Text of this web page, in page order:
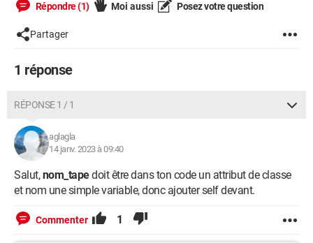
import os
import random
with open("departements_francais.txt", "r") as
    choix_dep =
Répondre (1) Moi aussi Posez votre question
Partager
1 réponse
RÉPONSE 1 / 1
aglagla
14 janv. 2023 à 09:40
Salut,nom_tapedoit être dans ton code un attribut de classe
et nom une simple variable, donc ajouter self devant.
Commenter 1